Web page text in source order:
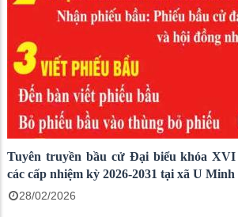
Tuyên truyền bầu cử Đại biểu khóa
các cấp nhiệm kỳ 2026-2031 tại xã U
28/02/2026